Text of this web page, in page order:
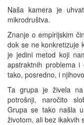
Naša kamera je
mikrodruštva.
Znanje o empirijskim
dok se ne konkretizuje
je jedini metod koji
apstraktnih problema i
tako, posredno, i
Ta grupa je živela
potrošnji, naročito
Grupa se tako našla
životom, ali bez ikakvih